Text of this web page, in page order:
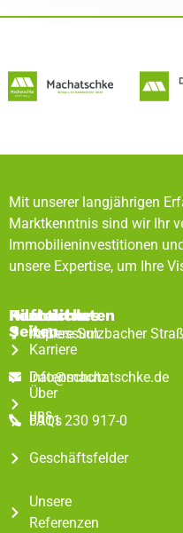
Mit unserer langjährigen
Marktkenntnis sind wir Ihr
Immobilieninvestitionen
unsere Expertise, um Ihre
Rechtliches
Impressum
Datenschutz
FAQs
Hilfreiche
Seiten
Karriere
Über
uns
Geschäftsfelder
Unsere
Referenzen
Kontaktdaten
Äußere Sulzbacher
info@machatschke.de
0911 230 917-0